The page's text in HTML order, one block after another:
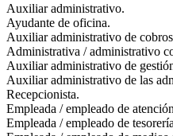
Auxiliar administrativo.
Ayudante de oficina.
Auxiliar administrativo de
Administrativa / administrativo
Auxiliar administrativo de
Auxiliar administrativo de las
Recepcionista.
Empleada / empleado de
Empleada / empleado de